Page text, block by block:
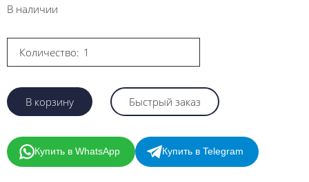
В наличии
Количество:
В корзину Быстрый заказ
Купить в WhatsApp Купить в Telegram